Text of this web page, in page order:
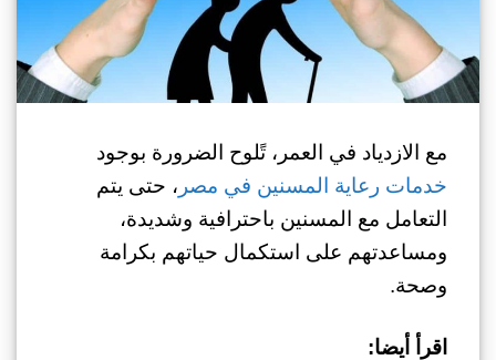
مع الازدياد في العمر، تًلوح الضرورة بوجود
خدمات رعاية المسنين في مصر ، حتى يتم
التعامل مع المسنين باحترافية وشديدة،
ومساعدتهم على استكمال حياتهم بكرامة
وصحة.
اقرأ أيضا: